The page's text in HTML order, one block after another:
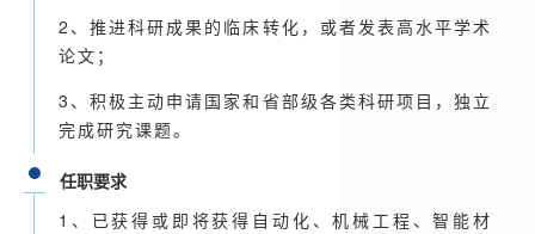
2、推进科研成果的临床转化，或者发表高水平学术
论文；
3、积极主动申请国家和省部级各类科研项目，独立
完成研究课题。
任职要求
1、已获得或即将获得自动化、机械工程、智能材